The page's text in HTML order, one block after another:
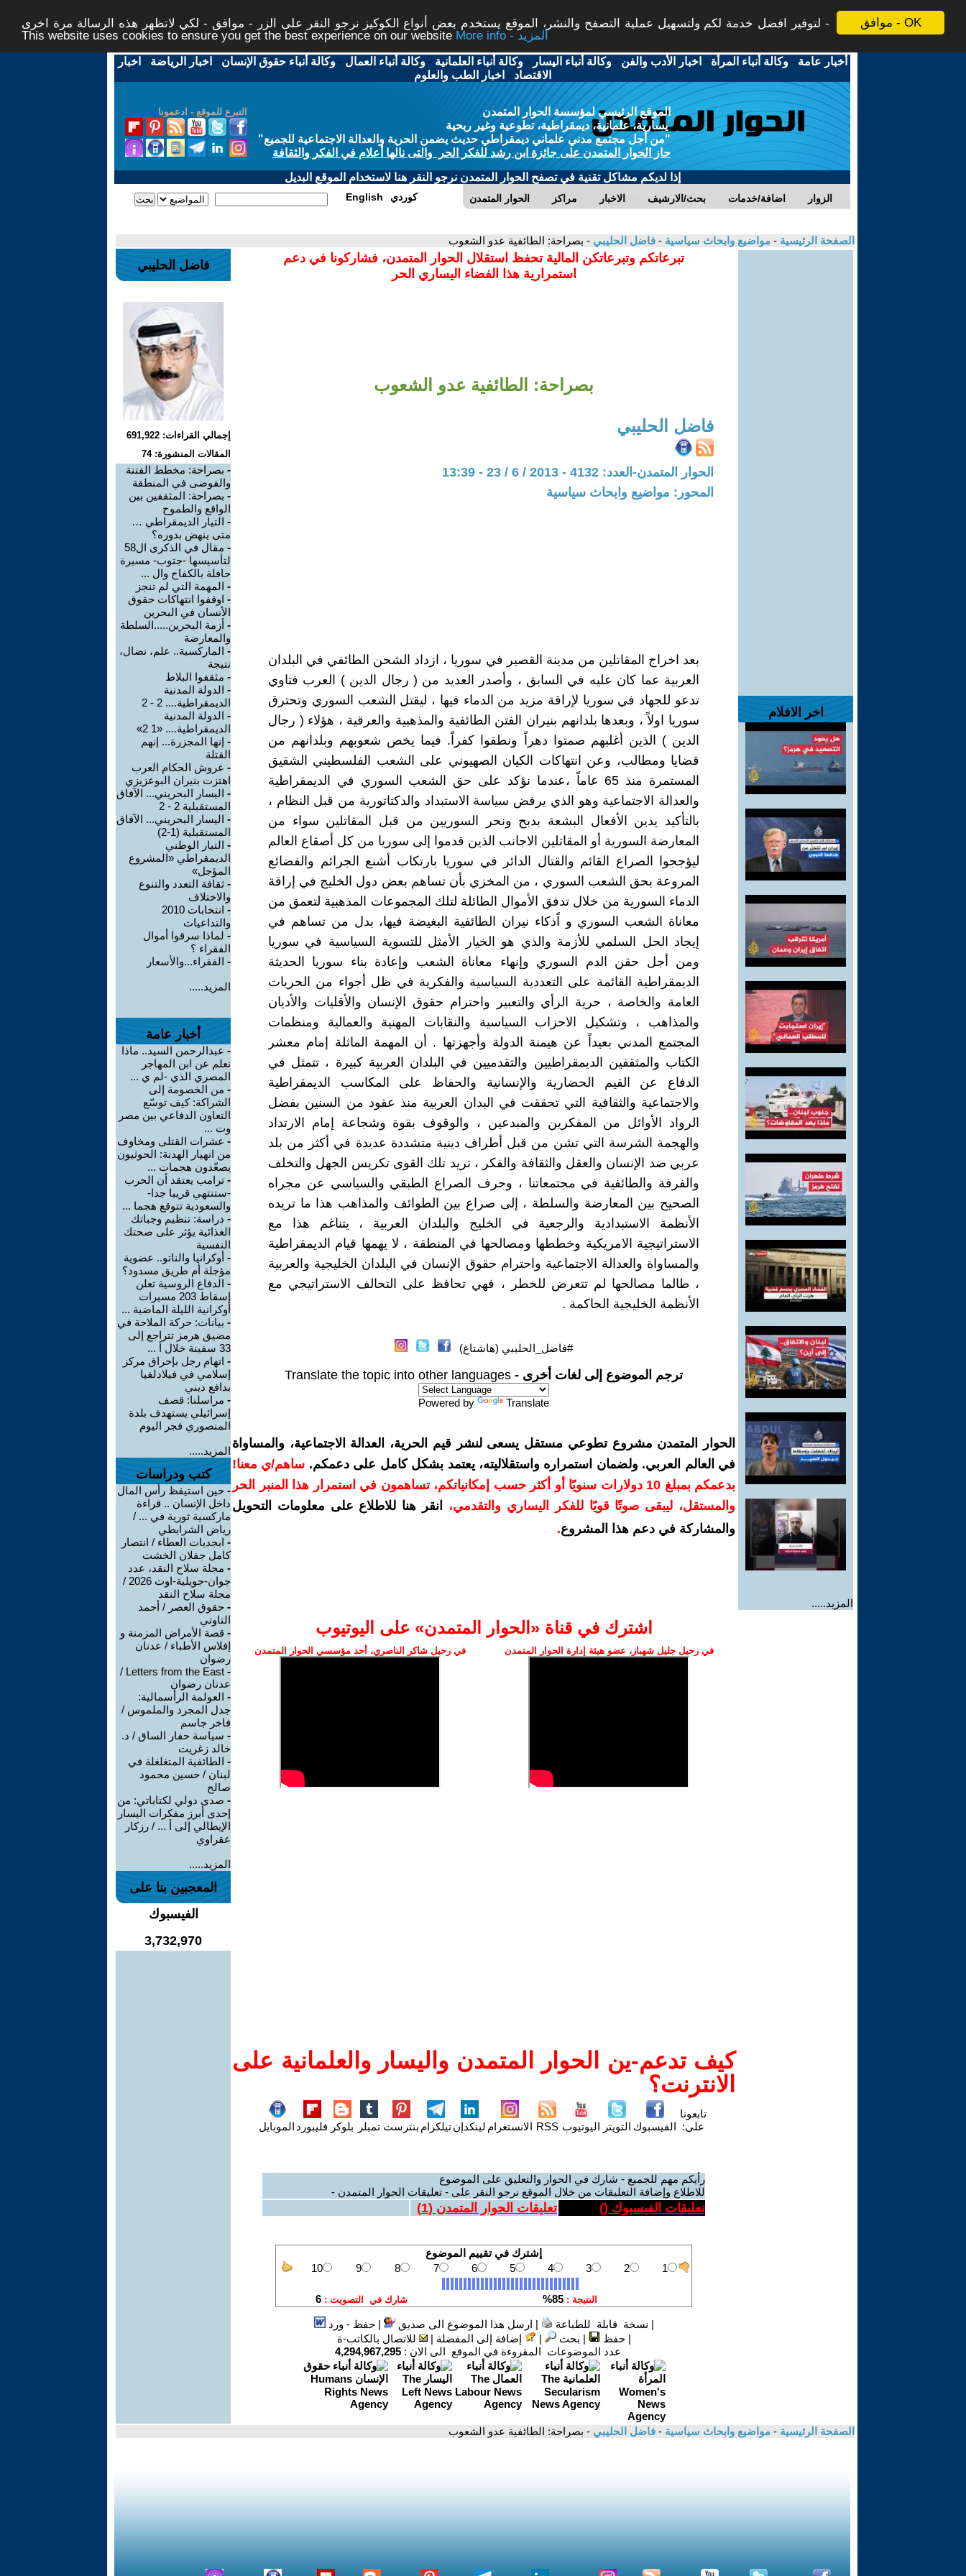
موافق - OK
لتوفير افضل خدمة لكم ولتسهيل عملية التصفح والنشر، الموقع يستخدم بعض أنواع الكوكيز نرجو النقر على الزر - موافق - لكي لاتظهر هذه الرسالة مرة اخرى -
This website uses cookies to ensure you get the best experience on our website
More info - المزيد
أخبار عامة -وكالة أنباء المرأة - اخبار الأدب والفن -وكالة أنباء اليسار -وكالة أنباء العلمانية -وكالة أنباء العمال -وكالة أنباء حقوق الإنسان - اخبار الرياضة - اخبار
الاقتصاد - اخبار الطب والعلوم
التبرع للموقع - ادعمونا
الموقع الرئيسي لمؤسسة الحوار المتمدن
يسارية، علمانية، ديمقراطية، تطوعية وغير ربحية
"من أجل مجتمع مدني علماني ديمقراطي حديث يضمن الحرية والعدالة الاجتماعية للجميع"
حاز الحوار المتمدن على جائزة ابن رشد للفكر الحر والتى نالها أعلام في الفكر والثقافة
إذا لديكم مشاكل تقنية في تصفح الحوار المتمدن نرجو النقر هنا لاستخدام الموقع البديل
الحوار المتمدن مراكز الاخبار بحث/الارشيف اضافة/خدمات الزوار English كوردي
الصفحة الرئيسية - مواضيع وابحاث سياسية - فاضل الحليبي - بصراحة: الطائفية عدو الشعوب
اخر الافلام
المزيد.....
تبرعاتكم وتبرعاتكن المالية تحفظ استقلال الحوار المتمدن، فشاركونا في دعم
استمرارية هذا الفضاء اليساري الحر
بصراحة: الطائفية عدو الشعوب
فاضل الحليبي
الحوار المتمدن-العدد: 4132 - 2013 / 6 / 23 - 13:39
المحور: مواضيع وابحاث سياسية
بعد اخراج المقاتلين من مدينة القصير في سوريا ، ازداد الشحن الطائفي في البلدان
العربية عما كان عليه في السابق ، وأصدر العديد من ( رجال الدين ) العرب فتاوي
تدعو للجهاد في سوريا لإراقة مزيد من الدماء فيها ، ليقتل الشعب السوري وتحترق
سوريا اولاً ، وبعدها بلدانهم بنيران الفتن الطائفية والمذهبية والعرقية ، هؤلاء ( رجال
الدين ) الذين أغلبهم صمتوا دهراً ونطقوا كفراً. فيما يخص شعوبهم وبلدانهم من
قضايا ومطالب، وعن انتهاكات الكيان الصهيوني على الشعب الفلسطيني الشقيق
المستمرة منذ 65 عاماً ،عندما نؤكد على حق الشعب السوري في الديمقراطية
والعدالة الاجتماعية وهو الذي يرفض سياسة الاستبداد والدكتاتورية من قبل النظام ،
بالتأكيد يدين الأفعال البشعة بدبح ونحر السوريين من قبل المقاتلين سواء من
المعارضة السورية أو المقاتلين الاجانب الذين قدموا إلى سوريا من كل أصقاع العالم
ليؤججوا الصراع القائم والقتال الدائر في سوريا بارتكاب أشنع الجرائم والفضائع
المروعة بحق الشعب السوري ، من المخزي بأن تساهم بعض دول الخليج في إراقة
الدماء السورية من خلال تدفق الأموال الطائلة لتلك المجموعات المذهبية لتعمق من
معاناة الشعب السوري و اًذكاء نيران الطائفية البغيضة فيها، بدل من تساهم في
إيجاد الحل السلمي للأزمة والذي هو الخيار الأمثل للتسوية السياسية في سوريا
ومن أجل حقن الدم السوري وإنهاء معاناة الشعب وإعادة بناء سوريا الحديثة
الديمقراطية القائمة على التعددية السياسية والفكرية في ظل أجواء من الحريات
العامة والخاصة ، حرية الرأي والتعبير واحترام حقوق الإنسان والأقليات والأديان
والمذاهب ، وتشكيل الاحزاب السياسية والنقابات المهنية والعمالية ومنظمات
المجتمع المدني بعيداً عن هيمنة الدولة وأجهزتها . أن المهمة الماثلة إمام معشر
الكتاب والمثقفين الديمقراطيين والتقدميين في البلدان العربية كبيرة ، تتمثل في
الدفاع عن القيم الحضارية والإنسانية والحفاظ على المكاسب الديمقراطية
والاجتماعية والثقافية التي تحققت في البدان العربية منذ عقود من السنين بفضل
الرواد الأوائل من المفكرين والمبدعين ، والوقوف بقوة وشجاعة إمام الارتداد
والهجمة الشرسة التي تشن من قبل أطراف دينية متشددة عديدة في أكثر من بلد
عربي ضد الإنسان والعقل والثقافة والفكر ، تريد تلك القوى تكريس الجهل والتخلف
والفرفة والطائفية في مجتمعاتنا ، وحرف الصراع الطبقي والسياسي عن مجراه
الصحيح بين المعارضة والسلطة ، إلى صراع بين الطوائف والمذاهب هذا ما تريده
الأنظمة الاستبدادية والرجعية في الخليج والبلدان العربية ، يتناغم هذا مع
الاستراتيجية الامريكية وخططها ومصالحها في المنطقة ، لا يهمها قيام الديمقراطية
والمساواة والعدالة الاجتماعية واحترام حقوق الإنسان في البلدان الخليجية والعربية
، طالما مصالحها لم تتعرض للخطر ، فهي تحافظ على التحالف الاستراتيجي مع
الأنظمة الخليجية الحاكمة .
#فاضل_الحليبي (هاشتاغ)
ترجم الموضوع إلى لغات أخرى - Translate the topic into other languages
Powered by Translate
الحوار المتمدن مشروع تطوعي مستقل يسعى لنشر قيم الحرية، العدالة الاجتماعية، والمساواة
في العالم العربي. ولضمان استمراره واستقلاليته، يعتمد بشكل كامل على دعمكم. ساهم/ي معنا!
بدعمكم بمبلغ 10 دولارات سنويًا أو أكثر حسب إمكانياتكم، تساهمون في استمرار هذا المنبر الحر
والمستقل، ليبقى صوتًا قويًا للفكر اليساري والتقدمي،
انقر هنا للاطلاع على معلومات التحويل
والمشاركة في دعم هذا المشروع.
اشترك في قناة ‫«الحوار المتمدن» على اليوتيوب
في رحيل جليل شهباز، عضو هيئة إدارة الحوار المتمدن في رحيل شاكر الناصري، أحد مؤسسي الحوار المتمدن
كيف تدعم-ين الحوار المتمدن واليسار والعلمانية على
الانترنت؟
تابعونا
على: الفيسبوك التويتر اليوتيوب RSS الانستغرام لينكدإنتيلكرام بنترست تمبلر بلوكر فليبورد الموبايل
رأيكم مهم للجميع - شارك في الحوار والتعليق على الموضوع
للاطلاع وإضافة التعليقات من خلال الموقع نرجو النقر على - تعليقات الحوار المتمدن -
تعليقات الفيسبوك () تعليقات الحوار المتمدن (1
)
| نسخة قابلة للطباعة | ارسل هذا الموضوع الى صديق |حفظ - ورد
|حفظ | بحث | إضافة إلى المفضلة |
للاتصال بالكاتب-ة
عدد الموضوعات المقروءة في الموقع الى الان : 4,294,967,295
فاضل الحليبي
إجمالي القراءات: 691,922
المقالات المنشورة: 74
- بصراحة: مخطط الفتنة
والفوضى في المنطقة
- بصراحة: المثقفين بين
الواقع والطموح
- التيار الديمقراطي …
متى ينهض بدوره؟
-
‏مقال في الذكرى ال58
لتأسيسها -جتوب- مسيرة
حافلة بالكفاح وال ...
- المهمة التي لم تنجز
- اوقفوا انتهاكات حقوق
الأنسان في البحرين
- أزمة البحرين.....السلطة
والمعارضة
- الماركسية.. علم، نضال،
نتيجة
- مثقفوا البلاط
- الدولة المدنية
الديمقراطية.... 2 - 2
- الدولة المدنية
الديمقراطية.... «1 2»
- إنها المجزرة... إنهم
القتلة
- عروش الحكام العرب
اهتزت بنيران البوعزيزي
- اليسار البحريني... الآفاق
المستقبلية 2 - 2
- اليسار البحريني... الآفاق
المستقبلية (1-2)
- التيار الوطني
الديمقراطي «المشروع
المؤجل»
- ثقافة التعدد والتنوع
والاختلاف
-
انتخابات 2010
والتداعيات
- لماذا سرقوا أموال
الفقراء ؟
- الفقراء...والأسعار
المزيد.....
أخبار عامة
- عبدالرحمن السيد.. ماذا
نعلم عن ابن المهاجر
المصري الذي -لم ي ...
- من الخصومة إلى
الشراكة: كيف توسّع
التعاون الدفاعي بين مصر
وت ...
- عشرات القتلى ومخاوف
من انهيار الهدنة: الحوثيون
يصعّدون هجمات ...
- ترامب يعتقد أن الحرب
-ستنتهي قريبا جدا-
والسعودية تتوقع هجما ...
- دراسة: تنظيم وجباتك
الغذائية يؤثر على صحتك
النفسية
- أوكرانيا والناتو.. عضوية
مؤجلة أم طريق مسدود؟
- الدفاع الروسية تعلن
إسقاط 203 مسيرات
أوكرانية الليلة الماضية ...
- بيانات: حركة الملاحة في
مضيق هرمز تتراجع إلى
33 سفينة خلال أ ...
- اتهام رجل بإحراق مركز
إسلامي في فيلادلفيا
بدافع ديني
- مراسلنا: قصف
إسرائيلي يستهدف بلدة
المنصوري فجر اليوم
المزيد.....
كتب ودراسات
- حين استيقظ رأس المال
داخل الإنسان .. قراءة
ماركسية ثورية في ... /
رياض الشرايطي
- ابجديات العطاء / انتصار
كامل جفلان الخشت
- مجلة سلاح النقد، عدد
جوان-جويلية-اوت 2026 /
مجلة سلاح النقد
- حقوق العصر / أحمد
التاوتي
- قصة الأمراض المزمنة و
إفلاس الأطباء / عدنان
رضوان
-
Letters from the East /
عدنان رضوان
- العولمة الرأسمالية:
جدل المجرد والملموس /
فاخر جاسم
- سياسة حفار الساق / د.
خالد زغريت
- الطائفية المتغلغلة في
لبنان / حسين محمود
صالح
- صدى دولي لكتاباتي: من
إحدى أبرز مفكرات اليسار
الإيطالي إلى أ ... / رزكار
عقراوي
المزيد.....
المعجبين بنا على
الفيسبوك
3,732,970
الصفحة الرئيسية - مواضيع وابحاث سياسية - فاضل الحليبي - بصراحة: الطائفية عدو الشعوب